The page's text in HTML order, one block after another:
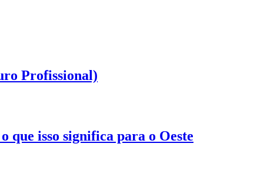
Profissional)
que isso significa para o Oeste